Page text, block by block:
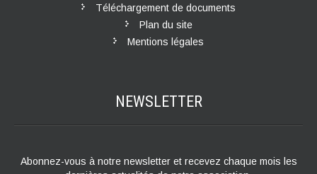
Téléchargement de documents
Plan du site
Mentions légales
NEWSLETTER
Abonnez-vous à notre newsletter et recevez chaque mois les